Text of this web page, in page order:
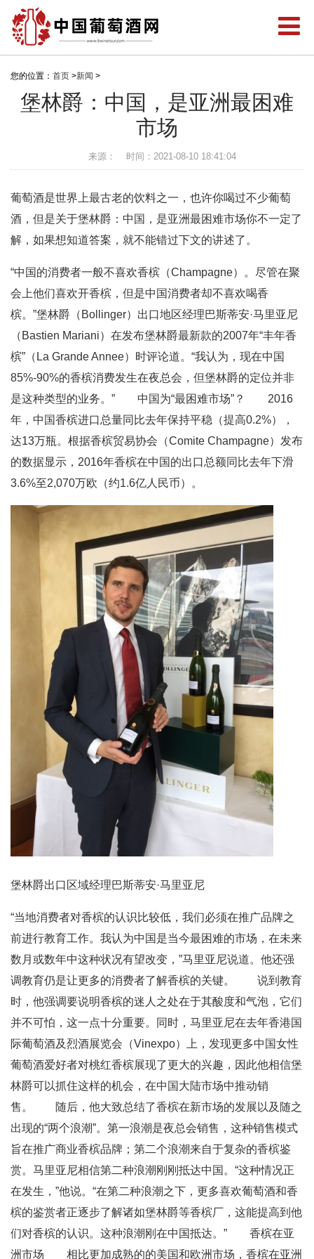
您的位置： 首页 >新闻 >
堡林爵：中国，是亚洲最困难
市场
来源： 时间：2021-08-10 18:41:04
葡萄酒是世界上最古老的饮料之一，也许你喝过不少葡萄
酒，但是关于堡林爵：中国，是亚洲最困难市场你不一定了
解，如果想知道答案，就不能错过下文的讲述了。
“中国的消费者一般不喜欢香槟（Champagne）。尽管在聚
会上他们喜欢开香槟，但是中国消费者却不喜欢喝香
槟。”堡林爵（Bollinger）出口地区经理巴斯蒂安·马里亚尼
（Bastien Mariani）在发布堡林爵最新款的2007年“丰年香
槟”（La Grande Annee）时评论道。“我认为，现在中国
85%-90%的香槟消费发生在夜总会，但堡林爵的定位并非
是这种类型的业务。” 中国为“最困难市场”？ 2016
年，中国香槟进口总量同比去年保持平稳（提高0.2%），
达13万瓶。根据香槟贸易协会（Comite Champagne）发布
的数据显示，2016年香槟在中国的出口总额同比去年下滑
3.6%至2,070万欧（约1.6亿人民币）。
堡林爵出口区域经理巴斯蒂安·马里亚尼
“当地消费者对香槟的认识比较低，我们必须在推广品牌之
前进行教育工作。我认为中国是当今最困难的市场，在未来
数月或数年中这种状况有望改变，”马里亚尼说道。他还强
调教育仍是让更多的消费者了解香槟的关键。 说到教育
时，他强调要说明香槟的迷人之处在于其酸度和气泡，它们
并不可怕，这一点十分重要。同时，马里亚尼在去年香港国
际葡萄酒及烈酒展览会（Vinexpo）上，发现更多中国女性
葡萄酒爱好者对桃红香槟展现了更大的兴趣，因此他相信堡
林爵可以抓住这样的机会，在中国大陆市场中推动销
售。 随后，他大致总结了香槟在新市场的发展以及随之
出现的“两个浪潮”。第一浪潮是夜总会销售，这种销售模式
旨在推广商业香槟品牌；第二个浪潮来自于复杂的香槟鉴
赏。马里亚尼相信第二种浪潮刚刚抵达中国。“这种情况正
在发生，”他说。“在第二种浪潮之下，更多喜欢葡萄酒和香
槟的鉴赏者正逐步了解诸如堡林爵等香槟厂，这能提高到他
们对香槟的认识。这种浪潮刚在中国抵达。” 香槟在亚
洲市场 相比更加成熟的的美国和欧洲市场，香槟在亚洲